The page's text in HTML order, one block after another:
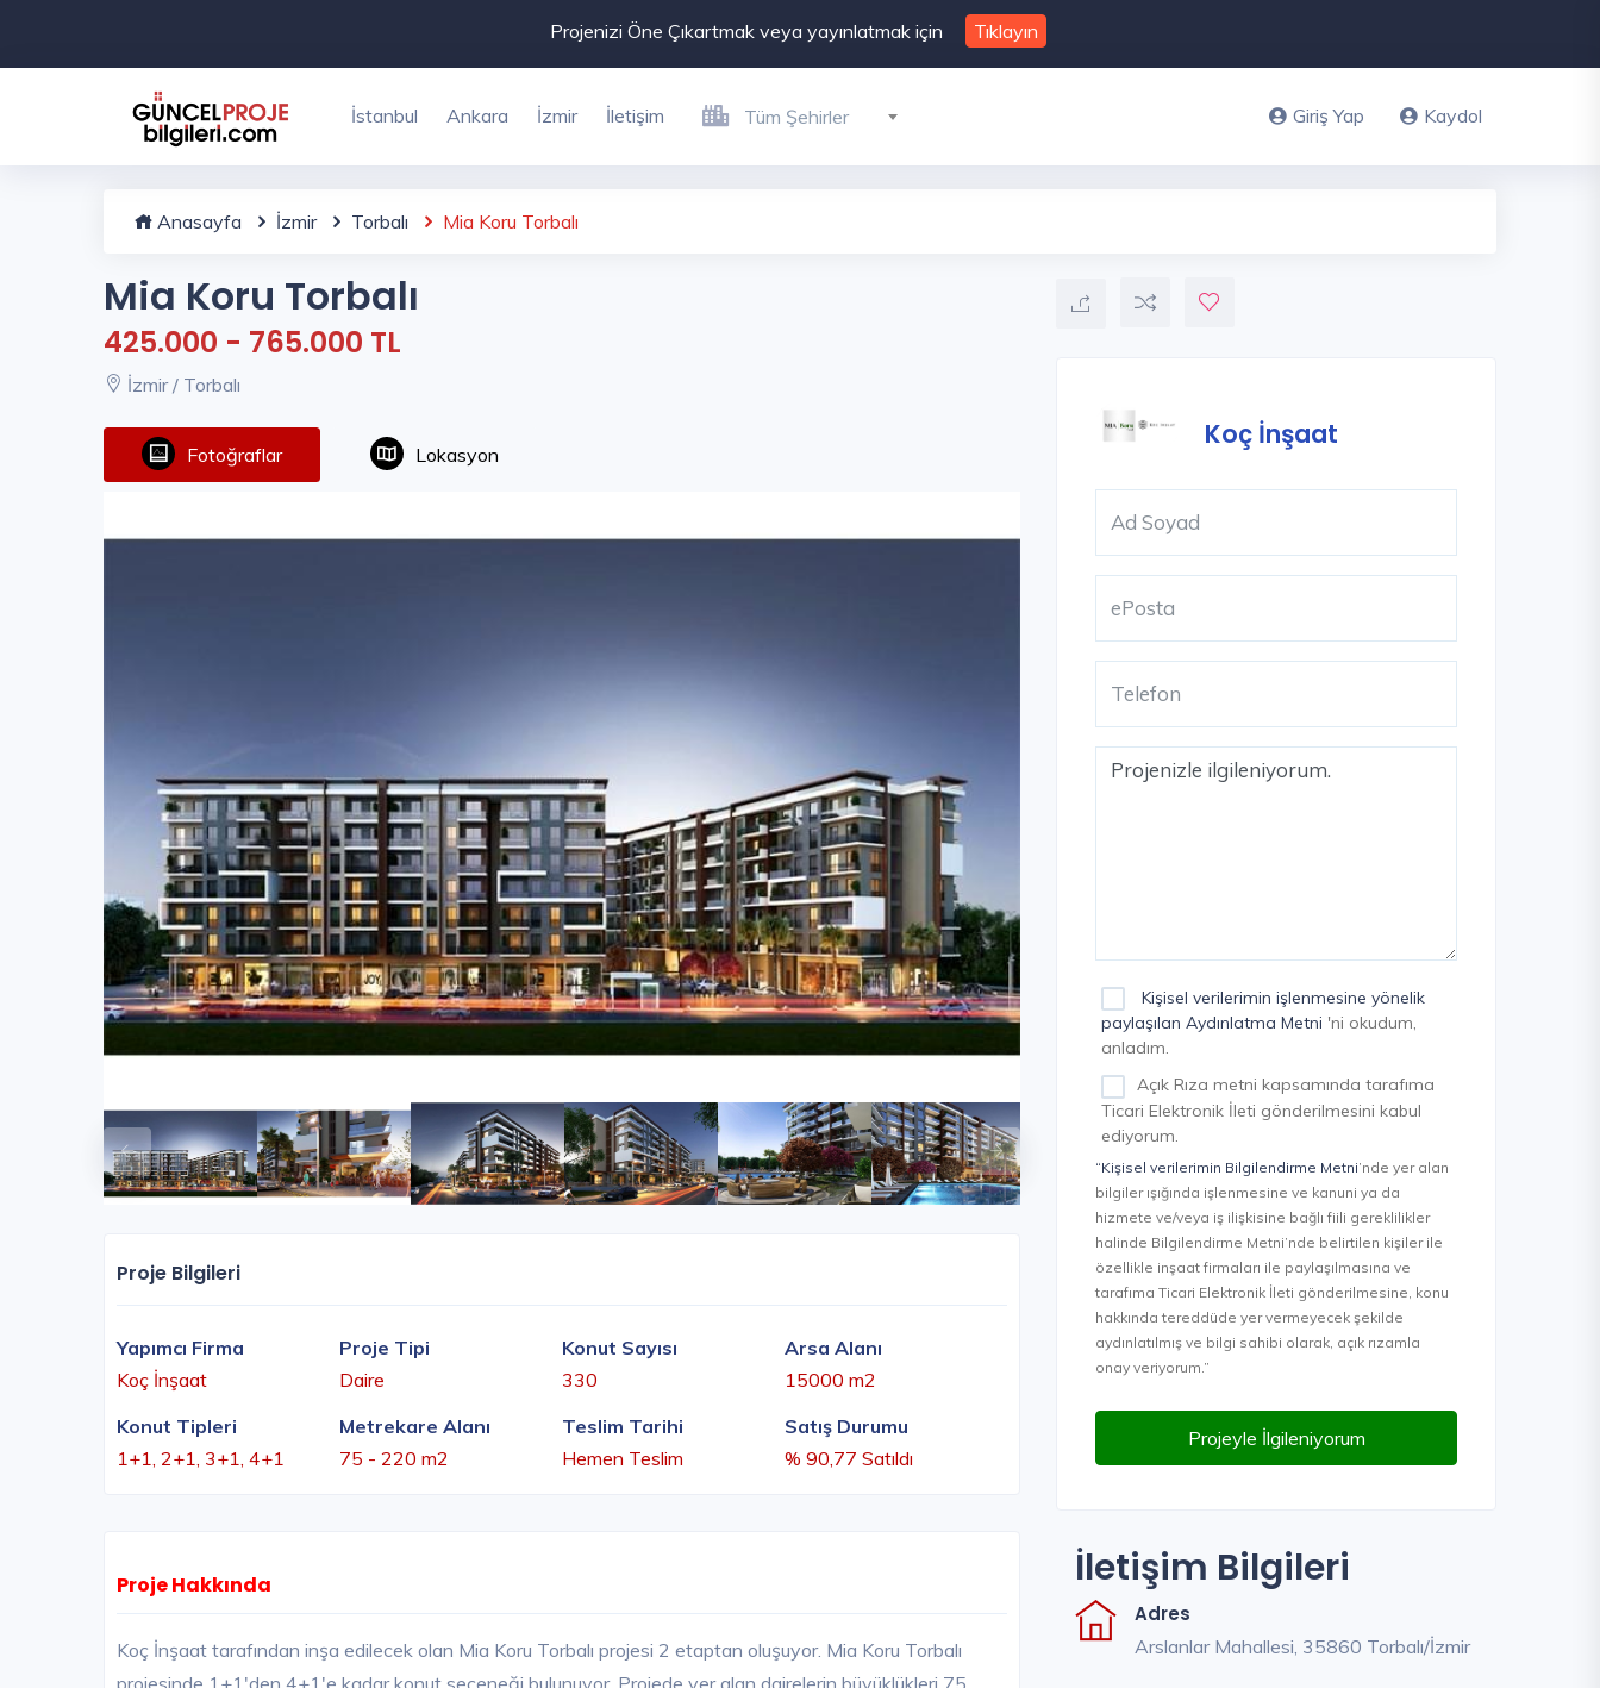
Projenizi Öne Çıkartmak veya yayınlatmak için Tıklayın
İstanbul Ankara İzmir İletişim Tüm Şehirler Giriş Yap Kaydol
Anasayfa İzmir Torbalı Mia Koru Torbalı
Mia Koru Torbalı
425.000 - 765.000 TL
İzmir / Torbalı
Fotoğraflar Lokasyon
Proje Bilgileri
Yapımcı Firma
Koç İnşaat
Proje Tipi
Daire
Konut Sayısı
330
Arsa Alanı
15000 m2
Konut Tipleri
1+1, 2+1, 3+1, 4+1
Metrekare Alanı
75 - 220 m2
Teslim Tarihi
Hemen Teslim
Satış Durumu
% 90,77 Satıldı
Proje Hakkında
Koç İnşaat tarafından inşa edilecek olan Mia Koru Torbalı projesi 2 etaptan oluşuyor. Mia Koru Torbalı
Koç İnşaat
Kişisel verilerimin işlenmesine yönelik
paylaşılan Aydınlatma Metni 'ni okudum,
anladım.
Açık Rıza metni kapsamında tarafıma
Ticari Elektronik İleti gönderilmesini kabul
ediyorum.
“Kişisel verilerimin Bilgilendirme Metni’nde yer alan
bilgiler ışığında işlenmesine ve kanuni ya da
hizmete ve/veya iş ilişkisine bağlı fiili gereklilikler
halinde Bilgilendirme Metni’nde belirtilen kişiler ile
özellikle inşaat firmaları ile paylaşılmasına ve
tarafıma Ticari Elektronik İleti gönderilmesine, konu
hakkında tereddüde yer vermeyecek şekilde
aydınlatılmış ve bilgi sahibi olarak, açık rızamla
onay veriyorum.”
Projeyle İlgileniyorum
İletişim Bilgileri
Adres
Arslanlar Mahallesi, 35860 Torbalı/İzmir